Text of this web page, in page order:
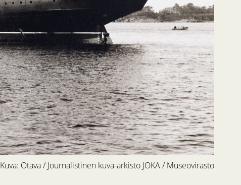
Kuva: Otava / Journalistinen kuva-arkisto JOKA / Museovirasto